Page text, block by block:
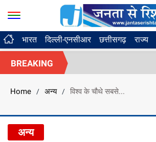
भारत दिल्ली-एनसीआर छत्तीसगढ़ राज्य
BREAKING
Home / अन्य / विश्व के चौथे सबसे...
अन्य